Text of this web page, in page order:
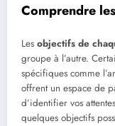
Comprendre
Les objectifs de
groupe à l’autre.
spécifiques comme
offrent un espace de
d’identifier vos
quelques objectifs